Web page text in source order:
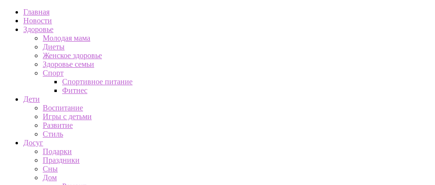
Главная
Новости
Здоровье
Молодая мама
Диеты
Женское здоровье
Здоровье семьи
Спорт
Спортивное питание
Фитнес
Дети
Воспитание
Игры с детьми
Развитие
Стиль
Досуг
Подарки
Праздники
Сны
Дом